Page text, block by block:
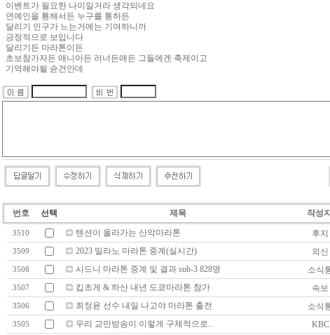
이벤트가 필요한 나이일거라 생각되네요
연예인을 툥해서든 누구를 통하든
달리기 인구가 느는거에는 기여하니까
긍정적으로 보입니다
달리기든 마라톤이든
초보참가자든 매니아든 러너든애든 그들에겐 축제이고
기역해야될 슌건안데
번호 선택 제목 작성
3510 텐션이 올라가는 산악마라톤 후지
3509 2023 밀라노 마라톤 중계(실시간) 외신
3508 시드니 마라톤 중계 및 결과 sub-3 828명 소식
3507 킵초게 & 하산 내년 도쿄마라톤 참가 속보
3506 최정윤 선수 내일 나고야 마라톤 출전 소식
3505 우리 교민방송이 이렇게 구체적으로.. KBC